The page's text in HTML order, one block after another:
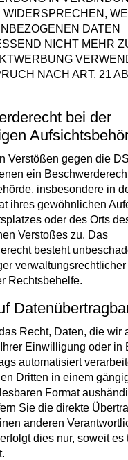
WIDERSPRECHEN,
DATEN
NICHT MEHR
NACH ART. 21
bei der
Verstößen gegen die
ein
insbesondere in
ihres gewöhnlichen
oder des Orts
Verstoßes zu. Das
besteht
verwaltungsrechtlicher
Rechtsbehelfe.
Recht, Daten, die wir
Einwilligung oder in
automatisiert
Dritten in einem
Format
Sie die direkte
anderen
dies nur, soweit es